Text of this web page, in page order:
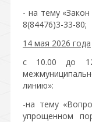
- на тему
8(84476)3-33-80;
14 мая 2026 года
с 10.00 до
линию»:
-на тему
упрощенном